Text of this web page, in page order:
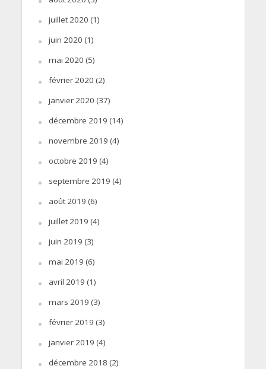
juillet 2020 (1)
juin 2020 (1)
mai 2020 (5)
février 2020 (2)
janvier 2020 (37)
décembre 2019 (14)
novembre 2019 (4)
octobre 2019 (4)
septembre 2019 (4)
août 2019 (6)
juillet 2019 (4)
juin 2019 (3)
mai 2019 (6)
avril 2019 (1)
mars 2019 (3)
février 2019 (3)
janvier 2019 (4)
décembre 2018 (2)